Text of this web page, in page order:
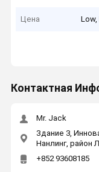
Цена
Контактная
Mr. Jack
Здание 3,
Нанлинг, район
+852 93608185